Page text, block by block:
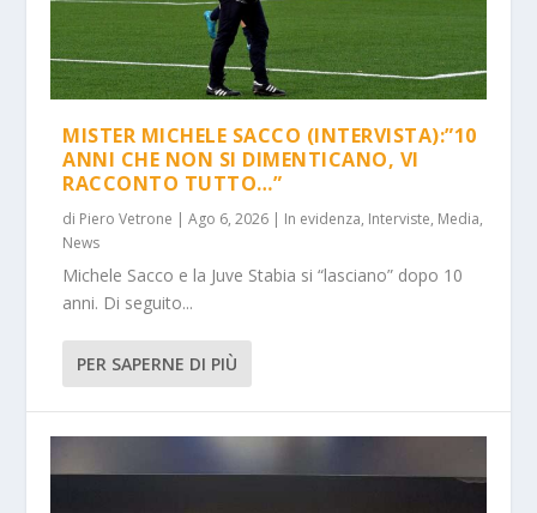
MISTER MICHELE SACCO (INTERVISTA):”10
ANNI CHE NON SI DIMENTICANO, VI
RACCONTO TUTTO…”
di Piero Vetrone |Ago 6, 2026 | In evidenza, Interviste, Media,
News
Michele Sacco e la Juve Stabia si “lasciano” dopo 10
anni. Di seguito...
PER SAPERNE DI PIÙ